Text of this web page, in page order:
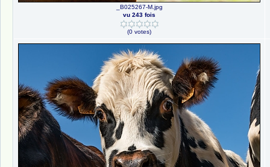
_B025267-M.jpg
vu 243 fois
(0 votes)